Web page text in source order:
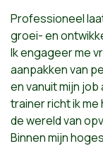
Professioneel
groei- en
Ik engageer me
aanpakken van
en vanuit mijn
trainer richt ik
de wereld van
Binnen mijn